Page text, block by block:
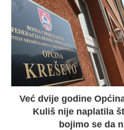
Već dvije godine
Kuliš nije naplatila
bojimo se da